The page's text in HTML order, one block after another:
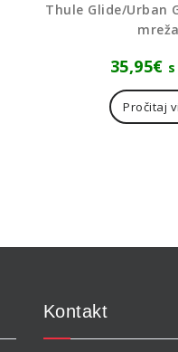
Thule Glide/Urban
mreža
35,95€
Pročitaj
Kontakt